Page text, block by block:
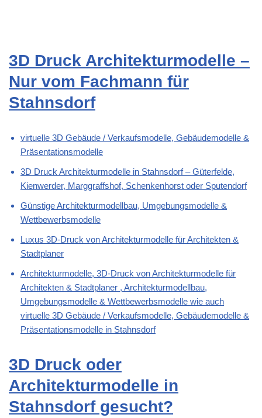
3D Druck Architekturmodelle –
Nur vom Fachmann für
Stahnsdorf
virtuelle 3D Gebäude / Verkaufsmodelle, Gebäudemodelle &
Präsentationsmodelle
3D Druck Architekturmodelle in Stahnsdorf – Güterfelde,
Kienwerder, Marggraffshof, Schenkenhorst oder Sputendorf
Günstige Architekturmodellbau, Umgebungsmodelle &
Wettbewerbsmodelle
Luxus 3D-Druck von Architekturmodelle für Architekten &
Stadtplaner
Architekturmodelle, 3D-Druck von Architekturmodelle für
Architekten & Stadtplaner , Architekturmodellbau,
Umgebungsmodelle & Wettbewerbsmodelle wie auch
virtuelle 3D Gebäude / Verkaufsmodelle, Gebäudemodelle &
Präsentationsmodelle in Stahnsdorf
3D Druck oder
Architekturmodelle in
Stahnsdorf gesucht?